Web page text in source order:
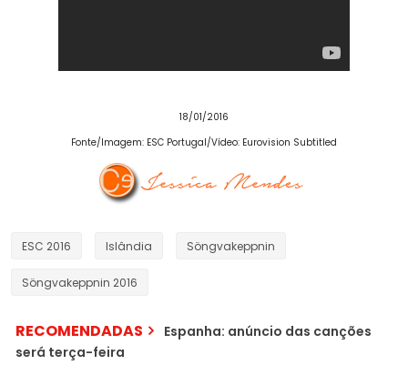
18/01/2016
Fonte/Imagem: ESC Portugal/Vídeo: Eurovision Subtitled
ESC 2016 Islândia Söngvakeppnin
Söngvakeppnin 2016
RECOMENDADAS
Espanha: anúncio das canções
será terça-feira